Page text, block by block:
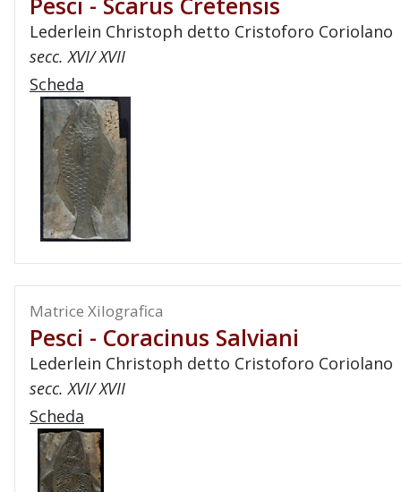
Lederlein Christoph detto Cristoforo Coriolano
secc. XVI/ XVII
Scheda
Matrice Xilografica
Pesci - Coracinus Salviani
Lederlein Christoph detto Cristoforo Coriolano
secc. XVI/ XVII
Scheda